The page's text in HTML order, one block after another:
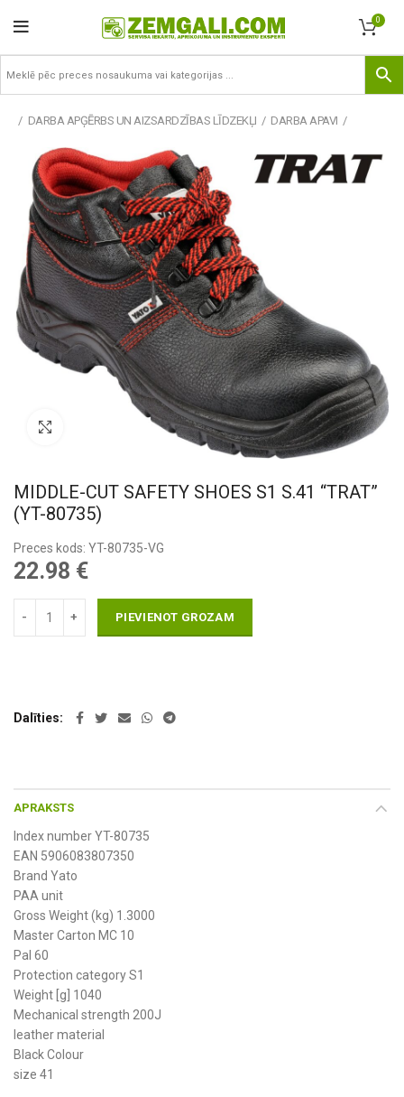
0
DARBA APĢĒRBS UN AIZSARDZĪBAS LĪDZEKĻI DARBA APAVI
MIDDLE-CUT SAFETY SHOES S1 S.41 “TRAT”
(YT-80735)
Preces kods: YT-80735-VG
22.98 €
PIEVIENOT GROZAM
Dalīties
APRAKSTS
Index number YT-80735
EAN 5906083807350
Brand Yato
PAA unit
Gross Weight (kg) 1.3000
Master Carton MC 10
Pal 60
Protection category S1
Weight [g] 1040
Mechanical strength 200J
leather material
Black Colour
size 41